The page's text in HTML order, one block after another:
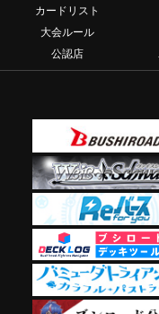
カードリスト
大会ルール
公認店